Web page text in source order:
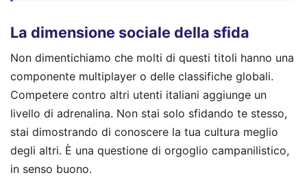
La dimensione sociale della sfida
Non dimentichiamo che molti di questi titoli hanno una
componente multiplayer o delle classifiche globali.
Competere contro altri utenti italiani aggiunge un
livello di adrenalina. Non stai solo sfidando te stesso,
stai dimostrando di conoscere la tua cultura meglio
degli altri. È una questione di orgoglio campanilistico,
in senso buono.